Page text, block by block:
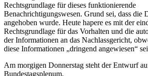
Rechtsgrundlage für dieses funktionierende
Benachrichtigungswesen. Grund sei, dass die
angehoben wurde. Heute hapere es mit der
Rechtsgrundlage für das Vorhalten und die
der Informationen an das Nachlassgericht,
diese Informationen „dringend angewiesen“
Am morgigen Donnerstag steht der Entwurf
Bundestagsplenum.